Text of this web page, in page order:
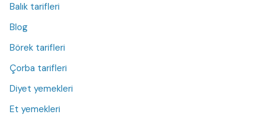
Balık tarifleri
Blog
Börek tarifleri
Çorba tarifleri
Diyet yemekleri
Et yemekleri